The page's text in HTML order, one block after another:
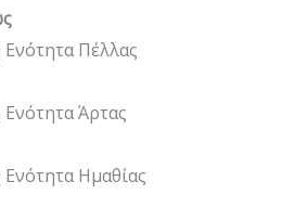
Πέλλας
Άρτας
Ημαθίας